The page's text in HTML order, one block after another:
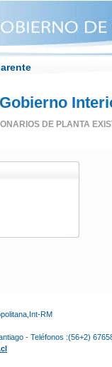
DE PLANTA
RM
- Teléfonos :(56+2)